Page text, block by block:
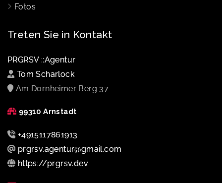
Fotos
Treten Sie in Kontakt
PRGRSV ::Agentur
Tom Scharlock
Am Dornheimer Berg 37
99310 Arnstadt
+4915117861913
prgrsv.agentur@gmail.com
https://prgrsv.dev